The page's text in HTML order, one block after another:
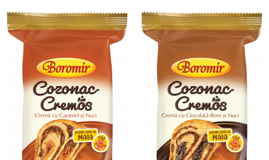
Chec Glasat
Checurile Royal
Prajituri
Prajituri Fabrica de Amandine
Prajituri nuci
Rulade
Prajitura ingerilor
Prajituri Red Collection
Prajituri cu fructe
Prajituri cafea